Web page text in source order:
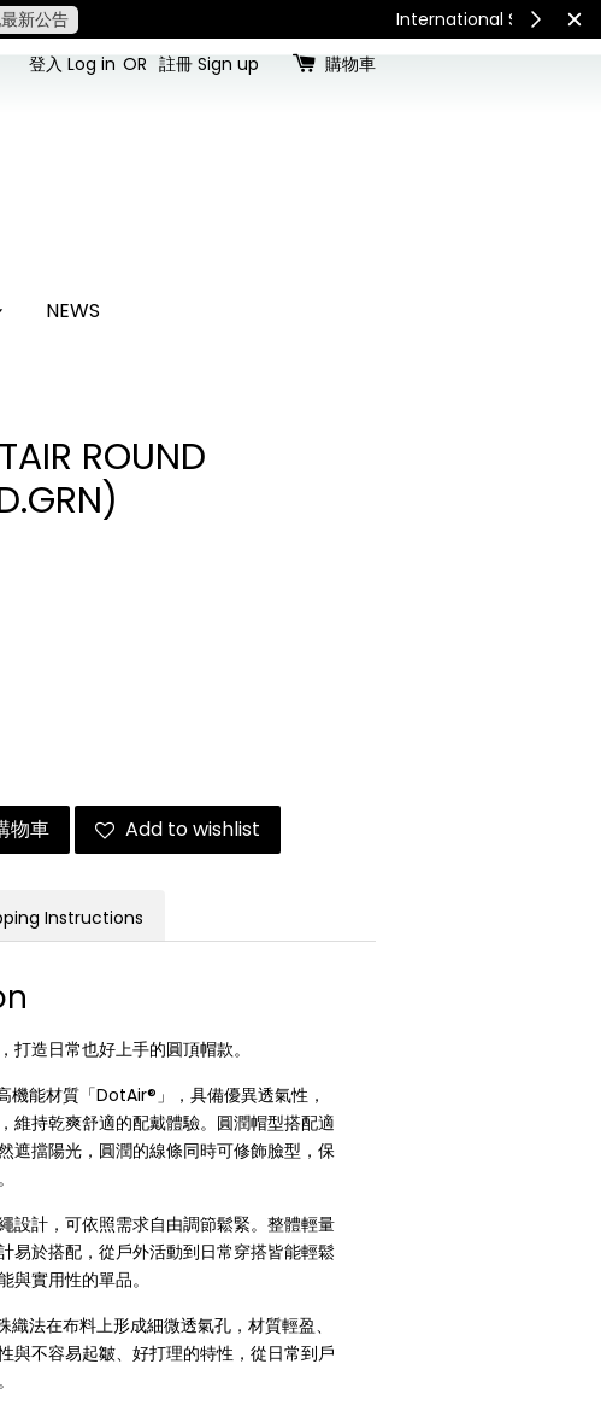
見諒 查看國內宅配最新公告
登入 Log in OR 註冊 Sign up 購物車
NEWS
ROUND
物車 Add to wishlist
Instructions
打造日常也好上手的圓頂帽款。
能材質「DotAir®」，具備優異透氣性，
維持乾爽舒適的配戴體驗。圓潤帽型搭配適
遮擋陽光，圓潤的線條同時可修飾臉型，保
設計，可依照需求自由調節鬆緊。整體輕量
易於搭配，從戶外活動到日常穿搭皆能輕鬆
與實用性的單品。
法在布料上形成細微透氣孔，材質輕盈、
與不容易起皺、好打理的特性，從日常到戶